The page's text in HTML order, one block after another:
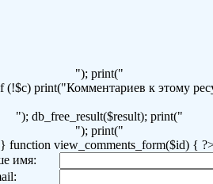
"); print("
print("Комментариев к этому
"); db_free_result($result); print("
"); print("
function view_comments_form($id) {
имя: